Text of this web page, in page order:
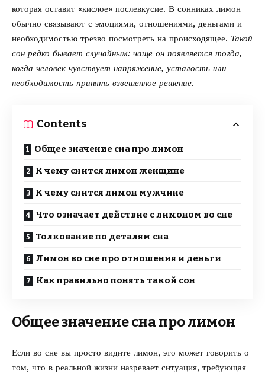
которая оставит «кислое» послевкусие. В сонниках лимон
обычно связывают с эмоциями, отношениями, деньгами и
необходимостью трезво посмотреть на происходящее. Такой
сон редко бывает случайным: чаще он появляется тогда,
когда человек чувствует напряжение, усталость или
необходимость принять взвешенное решение.
Contents
Общее значение сна про лимон
К чему снится лимон женщине
К чему снится лимон мужчине
Что означает действие с лимоном во сне
Толкование по деталям сна
Лимон во сне про отношения и деньги
Как правильно понять такой сон
Общее значение сна про лимон
Если во сне вы просто видите лимон, это может говорить о
том, что в реальной жизни назревает ситуация, требующая